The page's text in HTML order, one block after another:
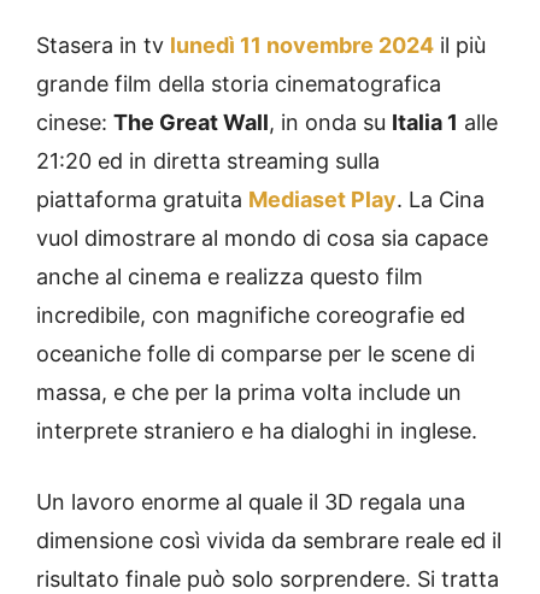
Stasera in tv lunedì 11 novembre 2024 il più
grande film della storia cinematografica
cinese: The Great Wall, in onda su Italia 1 alle
21:20 ed in diretta streaming sulla
piattaforma gratuita Mediaset Play. La Cina
vuol dimostrare al mondo di cosa sia capace
anche al cinema e realizza questo film
incredibile, con magnifiche coreografie ed
oceaniche folle di comparse per le scene di
massa, e che per la prima volta include un
interprete straniero e ha dialoghi in inglese.
Un lavoro enorme al quale il 3D regala una
dimensione così vivida da sembrare reale ed il
risultato finale può solo sorprendere. Si tratta